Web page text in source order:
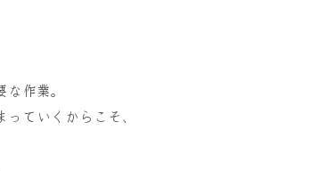
作業。
ていくからこそ、